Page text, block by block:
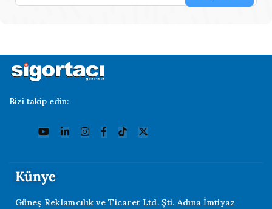
Bizi takip edin:
Künye
Güneş Reklamcılık ve Ticaret Ltd. Şti. Adına İmtiyaz